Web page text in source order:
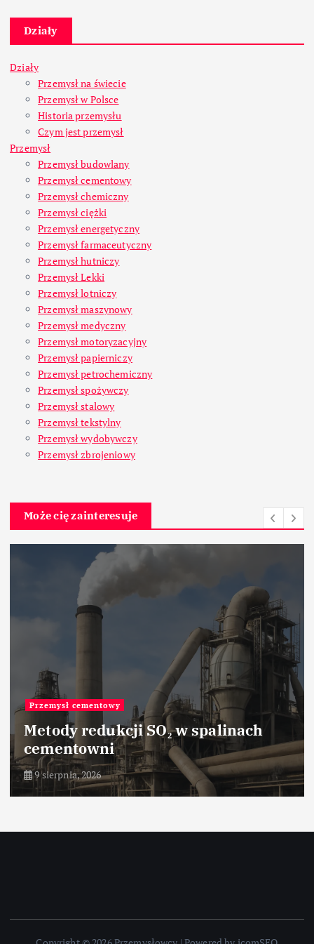
Działy
Działy
Przemysł na świecie
Przemysł w Polsce
Historia przemysłu
Czym jest przemysł
Przemysł
Przemysł budowlany
Przemysł cementowy
Przemysł chemiczny
Przemysł ciężki
Przemysł energetyczny
Przemysł farmaceutyczny
Przemysł hutniczy
Przemysł Lekki
Przemysł lotniczy
Przemysł maszynowy
Przemysł medyczny
Przemysł motoryzacyjny
Przemysł papierniczy
Przemysł petrochemiczny
Przemysł spożywczy
Przemysł stalowy
Przemysł tekstylny
Przemysł wydobywczy
Przemysł zbrojeniowy
Może cię zainteresuje
Przemysł cementowy
Metody redukcji SO₂ w spalinach
cementowni
9 sierpnia, 2026